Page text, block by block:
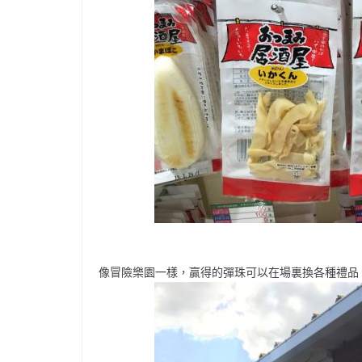
像冒險樂園一樣，贏得的彈珠可以在場裏換各種禮品